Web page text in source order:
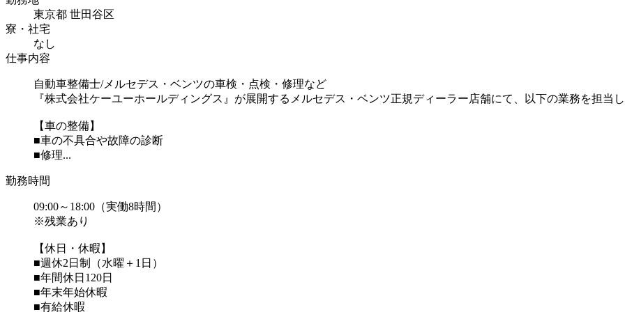
東京都 世田谷区
寮・社宅
なし
仕事内容
自動車整備士/メルセデス・ベンツの車検・点検・修理など
『株式会社ケーユーホールディングス』が展開するメルセデス・ベンツ正規ディーラー店舗にて、以下の業務を担当
【車の整備】
■車の不具合や故障の診断
■修理...
勤務時間
09:00～18:00（実働8時間）
※残業あり
【休日・休暇】
■週休2日制（水曜＋1日）
■年間休日120日
■年末年始休暇
■有給休暇